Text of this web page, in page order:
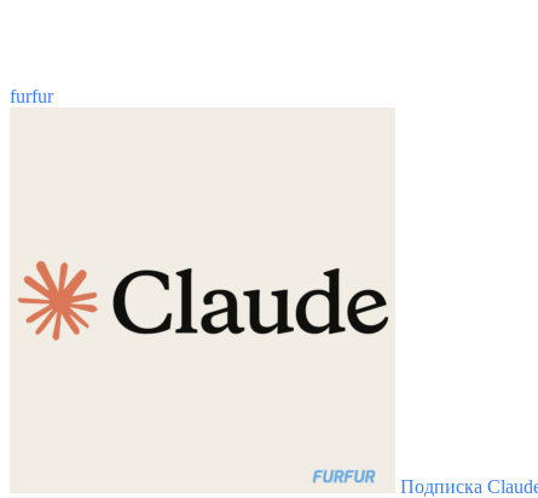
furfur
Подписка